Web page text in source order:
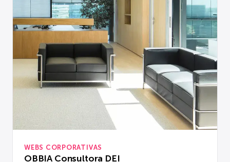
WEBS CORPORATIVAS
OBBIA Consultora DEI